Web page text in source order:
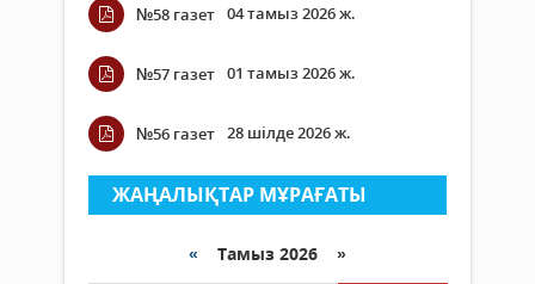
№58 газет 04 тамыз 2026 ж.
№57 газет 01 тамыз 2026 ж.
№56 газет 28 шілде 2026 ж.
ЖАҢАЛЫҚТАР МҰРАҒАТЫ
« Тамыз 2026 »